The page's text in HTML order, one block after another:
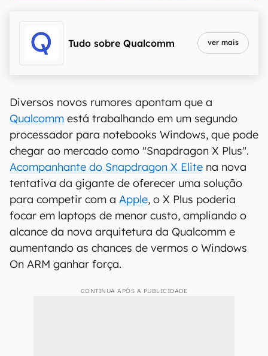
Tudo sobre Qualcomm ver mais
Diversos novos rumores apontam que a
Qualcomm está trabalhando em um segundo
processador para notebooks Windows, que pode
chegar ao mercado como "Snapdragon X Plus".
Acompanhante do Snapdragon X Elite na nova
tentativa da gigante de oferecer uma solução
para competir com a Apple, o X Plus poderia
focar em laptops de menor custo, ampliando o
alcance da nova arquitetura da Qualcomm e
aumentando as chances de vermos o Windows
On ARM ganhar força.
CONTINUA APÓS A PUBLICIDADE